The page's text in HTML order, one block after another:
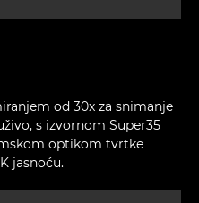
od 30x za snimanje
s izvornom Super35
optikom tvrtke
jasnoću.